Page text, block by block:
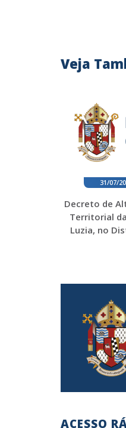
Veja
31/07/
Decreto de
Territorial
Luzia, no
ACESSO